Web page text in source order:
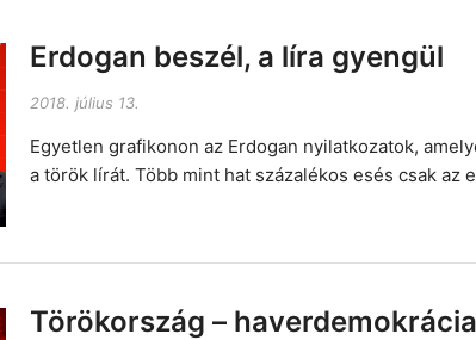
Erdogan beszél, a líra gyengül
2018. július 13.
Egyetlen grafikonon az Erdogan nyilatkozatok,
a török lírát. Több mint hat százalékos esés csak az
Törökország –